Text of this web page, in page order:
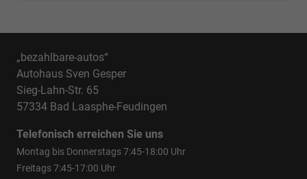
„bezahlbare-autos“
Autohaus Sven Gesper
Sieg-Lahn-Str. 65
57334 Bad Laasphe-Feudingen
Telefonisch erreichen Sie uns
Montag bis Donnerstags 7:45-18:00 Uhr
Freitags 7:45-17:00 Uhr